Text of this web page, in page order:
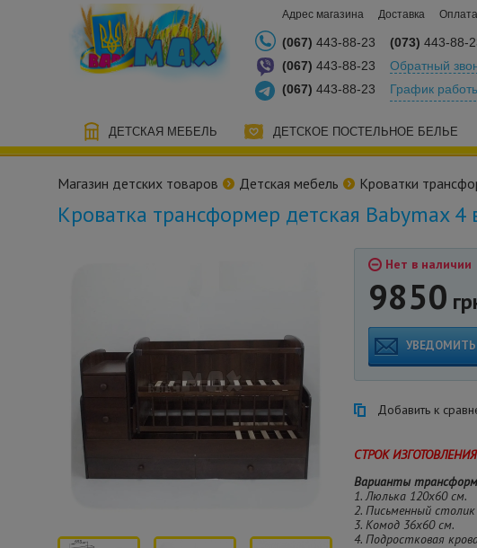
Адрес магазина Доставка Оплата
(067) 443-88-23
(067) 443-88-23
(067) 443-88-23
(073) 443-88-
Обратный
График
ДЕТСКАЯ МЕБЕЛЬ ДЕТСКОЕ ПОСТЕЛЬНОЕ БЕЛЬЕ
Магазин детских товаров Детская мебель Кроватки
Кроватка трансформер детская Babymax
Нет в наличии
9850
Добавить к
СТРОК
Варианты
1. Люлька 120х60 см.
2. Письменный
3. Комод 36х60 см.
4. Подростковая